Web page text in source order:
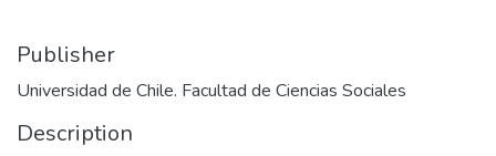
Publisher
Universidad de Chile. Facultad de Ciencias Sociales
Description